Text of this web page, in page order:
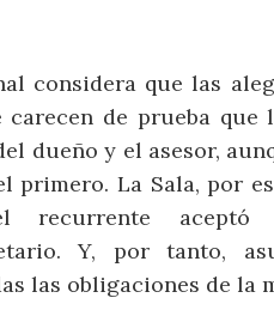
considera que las
carecen de prueba
dueño y el asesor,
primero. La Sala, por
recurrente aceptó
Y, por tanto,
las obligaciones de la